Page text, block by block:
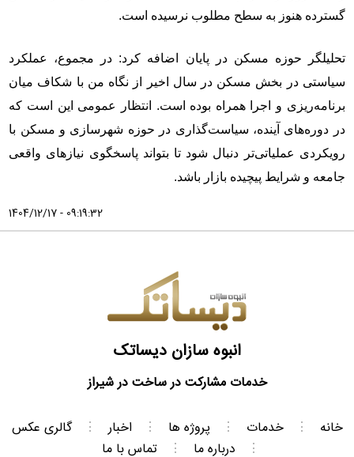
گسترده هنوز به سطح مطلوب نرسیده است.
تحلیلگر حوزه مسکن در پایان اضافه کرد: در مجموع، عملکرد
سیاستی در بخش مسکن در سال اخیر از نگاه من با شکاف میان
برنامه‌ریزی و اجرا همراه بوده است. انتظار عمومی این است که
در دوره‌های آینده، سیاست‌گذاری در حوزه شهرسازی و مسکن با
رویکردی عملیاتی‌تر دنبال شود تا بتواند پاسخگوی نیازهای واقعی
جامعه و شرایط پیچیده بازار باشد.
1404/12/17 - 09:19:32
انبوه سازان دیساتک
خدمات مشارکت در ساخت در شیراز
خانه ⋮ خدمات ⋮ پروژه ها ⋮ اخبار ⋮
گالری عکس
⋮
درباره ما ⋮ تماس با ما